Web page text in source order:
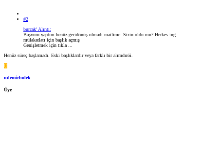
#2
burcak' Alıntı:
Başvuru yaptım henüz geridönüş olmadı mailime. Sizin oldu mu? Herkes ing
mülakatlatı için başlık açmış
Genişletmek için tıkla ...
Henüz süreç başlamadı. Eski başlıklardır veya farklı bir alımdıröi.
U
udemirbolek
Üye